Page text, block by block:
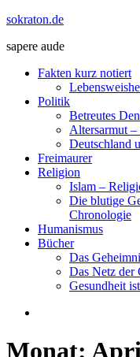
Zum
springen
sokraton.de
sapere aude
Menü
Fakten kurz notiert
Politik
Betreutes
Altersarmut –
Deutschland
Freimaurer
Religion
Islam –
Die blutige
Chronologie
Humanismus
Bücher
Das
Das Netz der
Gesundheit
Monat: